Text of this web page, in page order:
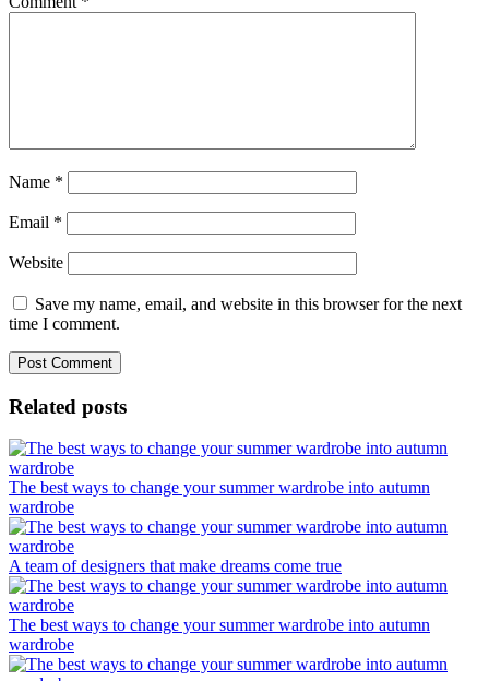
Name *
Email *
Website
Save my name, email, and website in this browser for the next
time I comment.
Related posts
The best ways to change your summer wardrobe into autumn
wardrobe
A team of designers that make dreams come true
The best ways to change your summer wardrobe into autumn
wardrobe